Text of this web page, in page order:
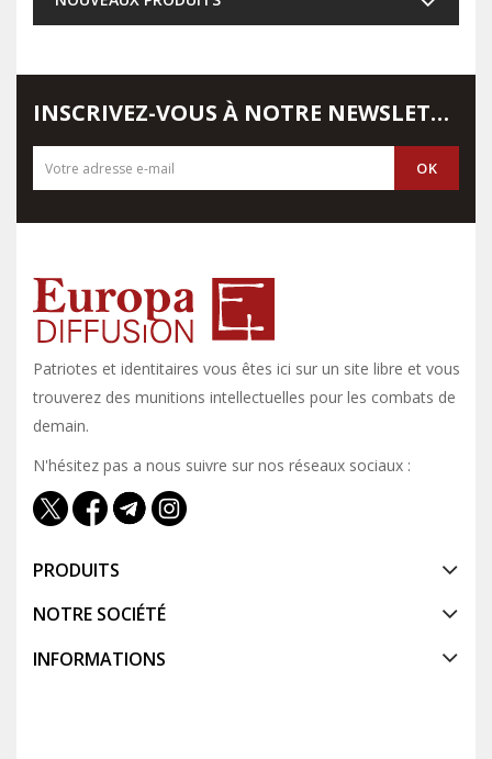
INSCRIVEZ-VOUS À NOTRE NEWSLETTER
Patriotes et identitaires vous êtes ici sur un site libre et vous y
trouverez des munitions intellectuelles pour les combats de
demain.
N'hésitez pas a nous suivre sur nos réseaux sociaux :
PRODUITS
NOTRE SOCIÉTÉ
INFORMATIONS